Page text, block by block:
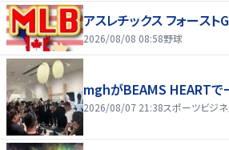
アスレチックス フォースト
2026/08/08 08:58野球
mghがBEAMS HEART
2026/08/07 21:38スポーツビジネ